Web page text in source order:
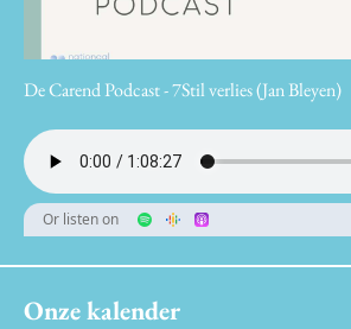
De Carend Podcast - 7Stil verlies (Jan Bleyen)
Or listen on
Onze kalender